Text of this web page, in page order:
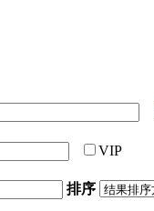
VIP
排序